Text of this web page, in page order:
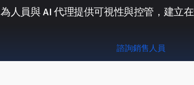
為人員與 AI 代理提供可視性與控管，建立
諮詢銷售人員